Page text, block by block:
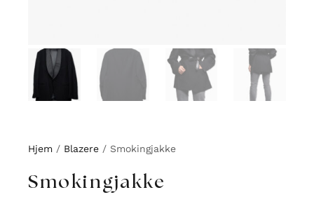
Hjem / Blazere / Smokingjakke
Smokingjakke